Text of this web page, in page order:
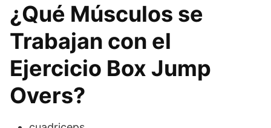
¿Qué Músculos se
Trabajan con el
Ejercicio Box Jump
Overs?